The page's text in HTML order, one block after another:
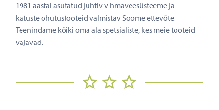
1981 aastal asutatud juhtiv vihmaveesüsteeme ja
katuste ohutustooteid valmistav Soome ettevõte.
Teenindame kõiki oma ala spetsialiste, kes meie tooteid
vajavad.